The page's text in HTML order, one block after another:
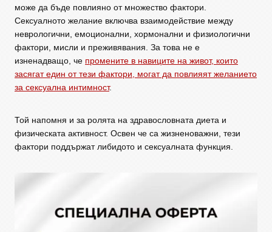
може да бъде повлияно от множество фактори.
Сексуалното желание включва взаимодействие между
неврологични, емоционални, хормонални и физиологични
фактори, мисли и преживявания. За това не е
изненадващо, че промените в навиците на живот, които
засягат един от тези фактори, могат да повлияят желанието
за сексуална интимност.
Той напомня и за ролята на здравословната диета и
физическата активност. Освен че са жизненоважни, тези
фактори поддържат либидото и сексуалната функция.